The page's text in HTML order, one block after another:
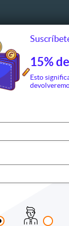
15%
Esto
Axila
Cuerpo
Pierna
Rostro
Otros